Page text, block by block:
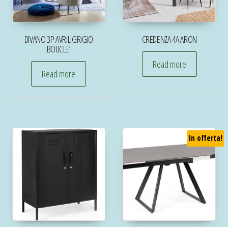
DIVANO 3P AVRIL GRIGIO
BOUCLE’
Read more
CREDENZA 4A ARON
Read more
In offerta!